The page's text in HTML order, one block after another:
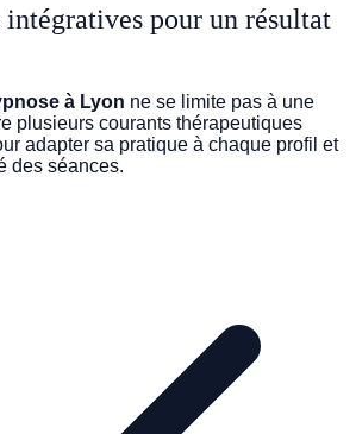
intégratives pour un résultat
à Lyon ne se limite pas à une
plusieurs courants thérapeutiques
adapter sa pratique à chaque profil et
des séances.